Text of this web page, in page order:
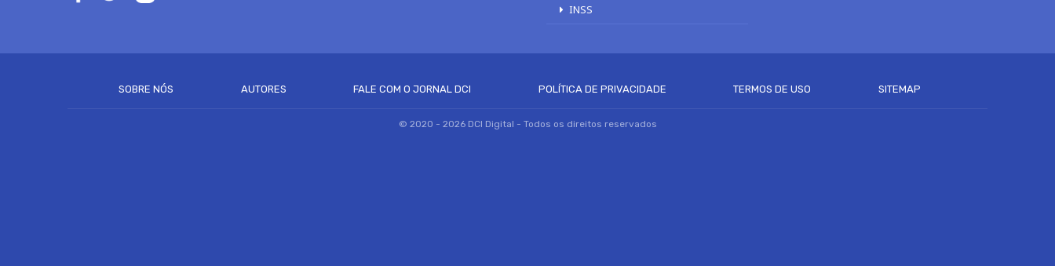
INSS
SOBRE NÓS AUTORES FALE COM O JORNAL DCI POLÍTICA DE PRIVACIDADE TERMOS DE USO SITEMAP
© 2020 - 2026 DCI Digital - Todos os direitos reservados